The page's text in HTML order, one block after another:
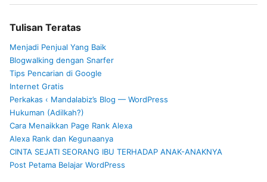
Tulisan Teratas
Menjadi Penjual Yang Baik
Blogwalking dengan Snarfer
Tips Pencarian di Google
Internet Gratis
Perkakas ‹ Mandalabiz’s Blog — WordPress
Hukuman (Adilkah?)
Cara Menaikkan Page Rank Alexa
Alexa Rank dan Kegunaanya
CINTA SEJATI SEORANG IBU TERHADAP ANAK-ANAKNYA
Post Petama Belajar WordPress